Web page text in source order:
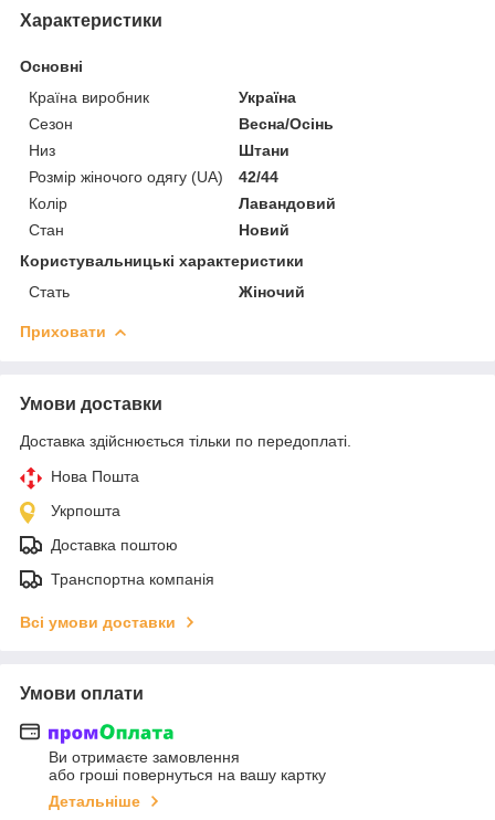
Характеристики
Основні
Країна виробник
Україна
Сезон
Весна/Осінь
Низ
Штани
Розмір жіночого одягу (UA)
42/44
Колір
Лавандовий
Стан
Новий
Користувальницькі характеристики
Стать
Жіночий
Приховати
Умови доставки
Доставка здійснюється тільки по передоплаті.
Нова Пошта
Укрпошта
Доставка поштою
Транспортна компанія
Всі умови доставки
Умови оплати
Ви отримаєте замовлення
або гроші повернуться на вашу картку
Детальніше